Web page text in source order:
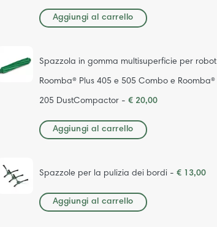
Aggiungi al carrello
Spazzola in gomma multisuperficie per robot
Roomba® Plus 405 e 505 Combo e Roomba®
205 DustCompactor - € 20,00
Aggiungi al carrello
Spazzole per la pulizia dei bordi - € 13,00
Aggiungi al carrello